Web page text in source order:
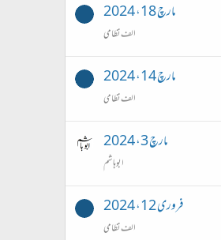
مارچ 18، 2024
الف نظامی
مارچ 14، 2024
الف نظامی
مارچ 3، 2024
ابو ہاشم
فروری 12، 2024
الف نظامی